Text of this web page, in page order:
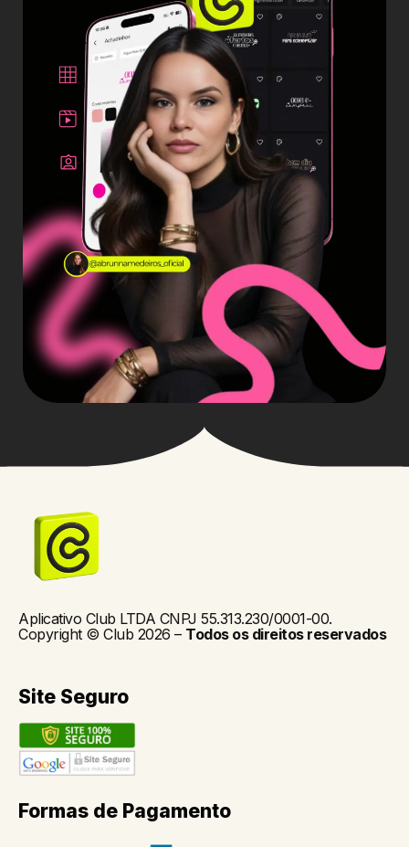
Aplicativo Club LTDA CNPJ 55.313.230/0001-00.
Copyright © Club 2026 – Todos os direitos reservados
Site Seguro
Formas de Pagamento